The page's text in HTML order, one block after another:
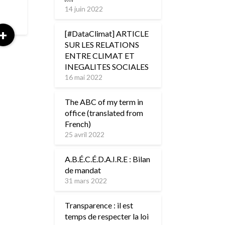
+Read
More
14 juin 2022
[#DataClimat] ARTICLE
SUR LES RELATIONS
ENTRE CLIMAT ET
INEGALITES SOCIALES
16 mai 2022
The ABC of my term in
office (translated from
French)
25 avril 2022
A.B.É.C.É.D.A.I.R.E : Bilan
de mandat
31 mars 2022
Transparence : il est
temps de respecter la loi